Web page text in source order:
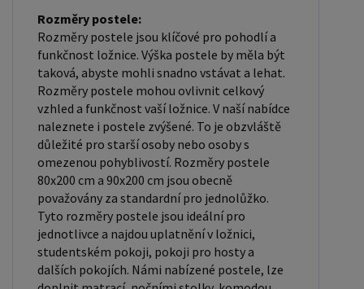
latexu nebo pružin. Matrace: Velikost matrace by
měla odpovídat rozměrům postele. Matrace se
dělí podle materiálu výroby na matrace z PUR
pěny, matrace z HR pěny, matrace z líné pěny,
pružinové matrace, taštičkové matrace, latexové
matrace, lamelové matrace, sendvičové matrace,
antibakteriální matrace. Matrace mohou být
měkké, středně tvrdé (H2, H3), tvrdé nebo velmi
tvrdé (H4). Tvrdost matrace je důležitý faktor,
který ovlivňuje pohodlí a podporu, kterou matrace
poskytuje. Při výběru matrace je důležité zvážit
několik faktorů, včetně vaší preferované polohy
spánku, vaší tělesné hmotnosti a jakékoliv
Rozměry postele:
Rozměry postele jsou klíčové pro pohodlí a
funkčnost ložnice. Výška postele by měla být
taková, abyste mohli snadno vstávat a lehat.
Rozměry postele mohou ovlivnit celkový
vzhled a funkčnost vaší ložnice. V naší nabídce
naleznete i postele zvýšené. To je obzvláště
důležité pro starší osoby nebo osoby s
omezenou pohyblivostí. Rozměry postele
80x200 cm a 90x200 cm jsou obecně
považovány za standardní pro jednolůžko.
Tyto rozměry postele jsou ideální pro
jednotlivce a najdou uplatnění v ložnici,
studentském pokoji, pokoji pro hosty a
dalších pokojích. Námi nabízené postele, lze